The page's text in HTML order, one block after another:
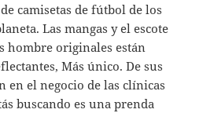
camisetas de fútbol de los
Las mangas y el escote
hombre originales están
Más único. De sus
en el negocio de las clínicas
buscando es una prenda